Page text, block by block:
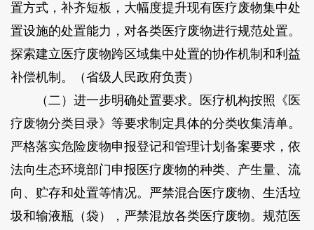
置方式，补齐短板，大幅度提升现有医疗废物集中处
置设施的处置能力，对各类医疗废物进行规范处置。
探索建立医疗废物跨区域集中处置的协作机制和利益
补偿机制。（省级人民政府负责）
（二）进一步明确处置要求。医疗机构按照《医
疗废物分类目录》等要求制定具体的分类收集清单。
严格落实危险废物申报登记和管理计划备案要求，依
法向生态环境部门申报医疗废物的种类、产生量、流
向、贮存和处置等情况。严禁混合医疗废物、生活垃
圾和输液瓶（袋），严禁混放各类医疗废物。规范医